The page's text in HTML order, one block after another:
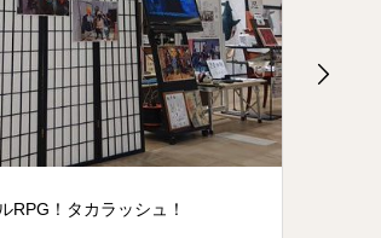
新・内装